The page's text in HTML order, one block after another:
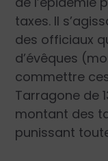
taxes. Il
des officiaux
d’évêques
commettre
Tarragone de
montant des
punissant